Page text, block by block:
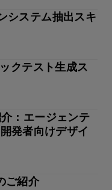
システム抽出スキ
クテスト生成ス
：エージェンテ
発者向けデザイ
ご紹介